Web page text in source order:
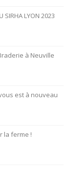
SIRHA LYON 2023
à Neuville
est à nouveau
la ferme !